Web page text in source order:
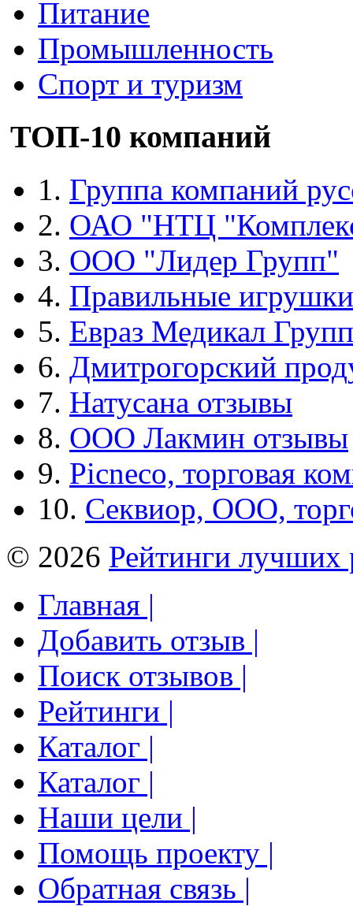
Питание
Промышленность
Спорт и туризм
ТОП-10 компаний
1. Группа компаний
2. ОАО "НТЦ
3. ООО "Лидер Групп"
4. Правильные игрушки
5. Евраз Медикал Групп
6. Дмитрогорский
7. Натусана отзывы
8. ООО Лакмин отзывы
9. Picneco, торговая
10. Секвиор, ООО,
© 2026 Рейтинги лучших
Главная |
Добавить отзыв |
Поиск отзывов |
Рейтинги |
Каталог |
Каталог |
Наши цели |
Помощь проекту |
Обратная связь |